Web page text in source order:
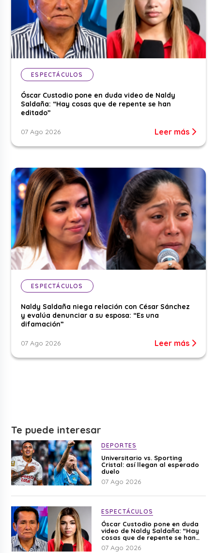
ESPECTÁCULOS
Óscar Custodio pone en duda video de Naldy
Saldaña: “Hay cosas que de repente se han
editado”
07 Ago 2026 Leer más
ESPECTÁCULOS
Naldy Saldaña niega relación con César Sánchez
y evalúa denunciar a su esposa: “Es una
difamación”
07 Ago 2026 Leer más
Te puede interesar
DEPORTES
Universitario vs. Sporting
Cristal: así llegan al esperado
duelo
07 Ago 2026
ESPECTÁCULOS
Óscar Custodio pone en duda
video de Naldy Saldaña: “Hay
cosas que de repente se han
editado”
07 Ago 2026